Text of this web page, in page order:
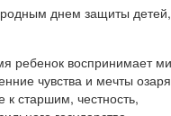
днем защиты детей,
ребенок воспринимает
чувства и мечты
старшим, честность,